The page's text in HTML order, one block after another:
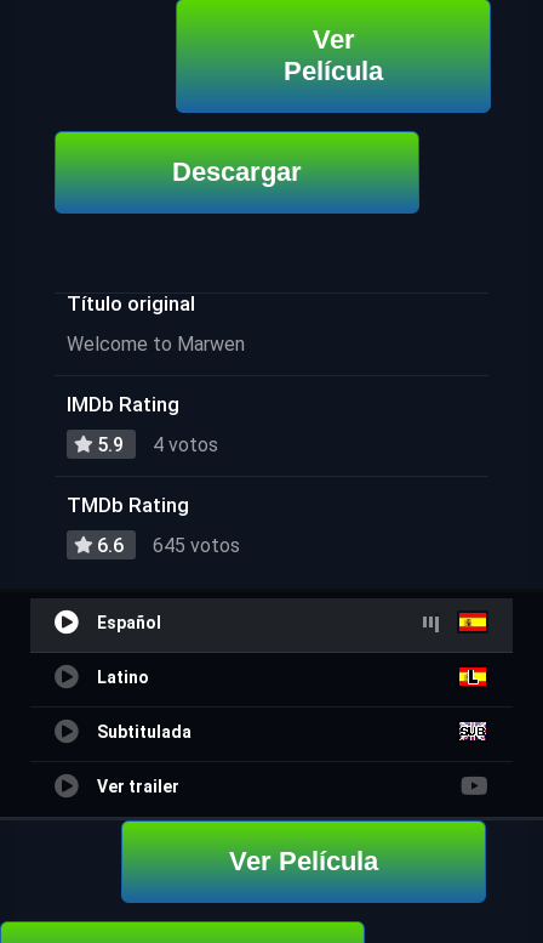
Ver
Película
Descargar
Título original
Welcome to Marwen
IMDb Rating
5.9 4 votos
TMDb Rating
6.6 645 votos
Español
Latino
Subtitulada
Ver trailer
Ver Película